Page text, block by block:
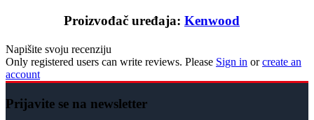
Proizvođač uređaja: Kenwood
Napišite svoju recenziju
Only registered users can write reviews. Please Sign in orcreate an
account
Prijavite se na newsletter